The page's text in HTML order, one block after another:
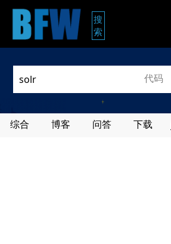
搜
索
综合 博客 问答 下载